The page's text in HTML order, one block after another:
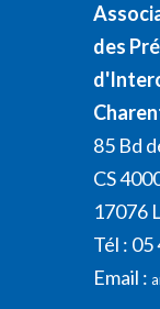
des
85 Bd
CS
17076
Tél : 05
Email :